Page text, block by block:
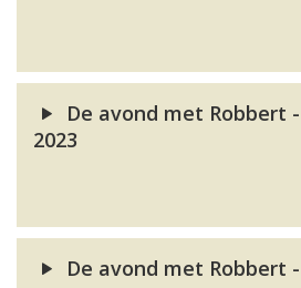
De avond met Robbert
2023
De avond met Robbert